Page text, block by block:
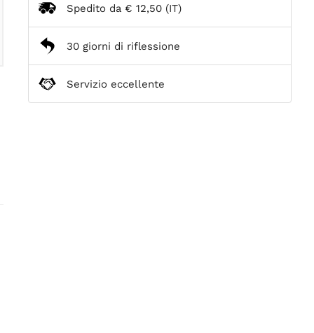
Spedito da € 12,50 (IT)
30 giorni di riflessione
Servizio eccellente